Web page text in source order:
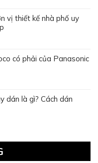
vị thiết kế nhà phố uy
có phải của Panasonic
dán là gì? Cách dán